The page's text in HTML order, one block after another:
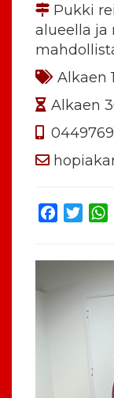
Pukki
alueella ja
Alkaen
Alkaen
Facebook